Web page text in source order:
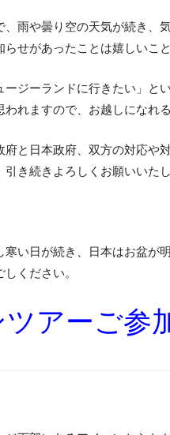
雨や曇り空の天気が続き、
せがあったことは嬉しいこと
ージーランドに行きたい」と
れますので、お越しになれ
と日本政府、双方の対応や
き続きよろしくお願いいたし
寒い日が続き、日本はお盆が
ください。
ツアーご参